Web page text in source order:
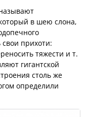
в шею слона,
прихоти:
тяжести и т.
гигантской
столь же
определили